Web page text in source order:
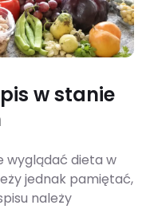
w stanie
wyglądać dieta w
jednak pamiętać,
należy